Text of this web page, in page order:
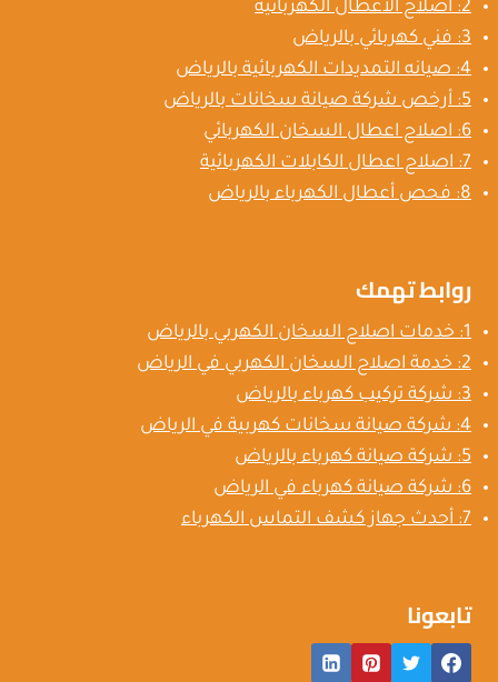
2: اصلاح الاعطال الكهربائية
3: فني كهربائي بالرياض
4: صيانه التمديدات الكهربائية بالرياض
5: أرخص شركة صيانة سخانات بالرياض
6: اصلاح اعطال السخان الكهربائي
7: اصلاح اعطال الكابلات الكهربائية
8: فحص أعطال الكهرباء بالرياض
روابط تهمك
1: خدمات اصلاح السخان الكهربي بالرياض
2: خدمة اصلاح السخان الكهربي في الرياض
3: شركة تركيب كهرباء بالرياض
4: شركة صيانة سخانات كهربية في الرياض
5: شركة صيانة كهرباء بالرياض
6: شركة صيانة كهرباء في الرياض
7: أحدث جهاز كشف التماس الكهرباء
تابعونا